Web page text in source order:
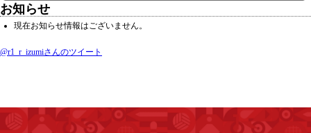
お知らせ
現在お知らせ情報はございません。
@r1_r_izumiさんのツイート